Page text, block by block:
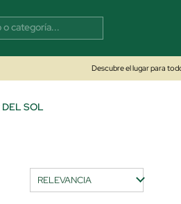
Descubre el lugar para
DEL SOL